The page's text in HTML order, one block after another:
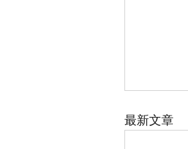
最新文章